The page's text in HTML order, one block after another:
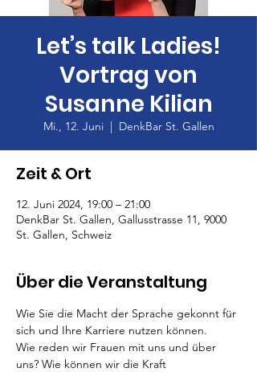
Let’s talk Ladies!
Vortrag von
Susanne Kilian
Mi., 12. Juni
  |
DenkBar St. Gallen
Zeit & Ort
12. Juni 2024, 19:00 – 21:00
DenkBar St. Gallen, Gallusstrasse 11, 9000
St. Gallen, Schweiz
Über die Veranstaltung
Wie Sie die Macht der Sprache gekonnt für
sich und Ihre Karriere nutzen können.
Wie reden wir Frauen mit uns und über
uns? Wie können wir die Kraft